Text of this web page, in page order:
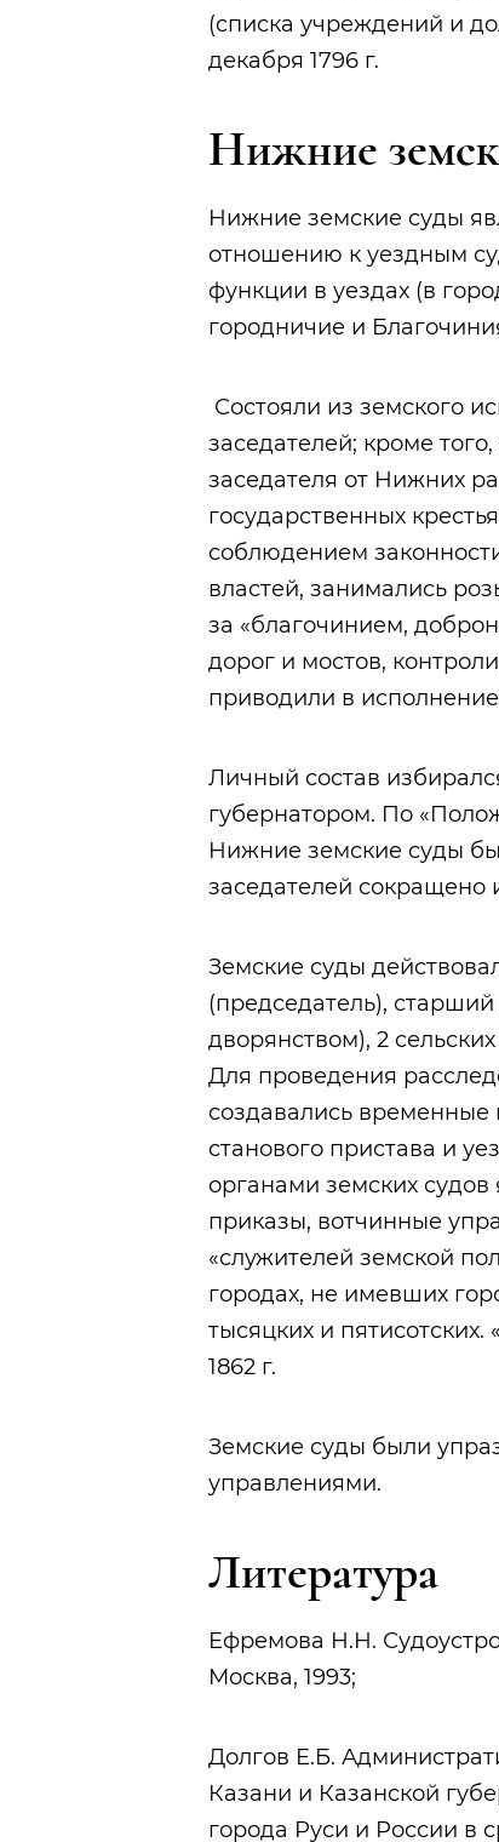
(списка учреждений и
декабря 1796 г.
Нижние
Нижние земские суды
отношению к уездным
функции в уездах (в
городничие и
Состояли из земского
заседателей; кроме
заседателя от Нижних
государственных
соблюдением
властей, занимались
за «благочинием,
дорог и мостов,
приводили в
Личный состав
губернатором. По
Нижние земские суды
заседателей сокращено
Земские суды
(председатель),
дворянством), 2
Для проведения
создавались временные
станового пристава и
органами земских
приказы, вотчинные
«служителей земской
городах, не имевших
тысяцких и
1862 г.
Земские суды были
управлениями.
Литература
Ефремова Н.Н.
Москва, 1993;
Долгов Е.Б.
Казани и Казанской
города Руси и России в